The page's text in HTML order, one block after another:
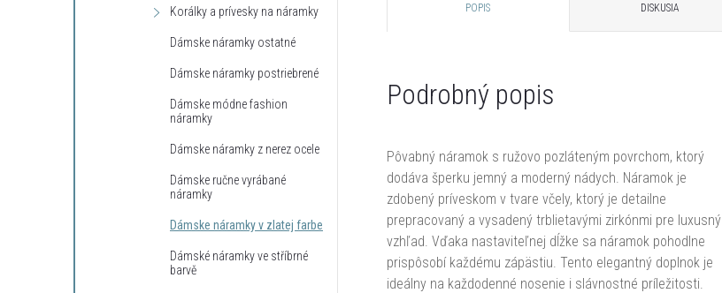
Korálky a prívesky na náramky
Dámske náramky ostatné
Dámske náramky postriebrené
Dámske módne fashion
náramky
Dámske náramky z nerez ocele
Dámske ručne vyrábané
náramky
Dámske náramky v zlatej farbe
Dámské náramky ve stříbrné
barvě
POPIS DISKUSIA
Podrobný popis
Pôvabný náramok s ružovo pozláteným povrchom, ktorý
dodáva šperku jemný a moderný nádych. Náramok je
zdobený príveskom v tvare včely, ktorý je detailne
prepracovaný a vysadený trblietavými zirkónmi pre luxusný
vzhľad. Vďaka nastaviteľnej dĺžke sa náramok pohodlne
prispôsobí každému zápästiu. Tento elegantný doplnok je
ideálny na každodenné nosenie i slávnostné príležitosti.